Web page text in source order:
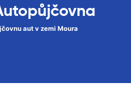
aut v zemi Moura